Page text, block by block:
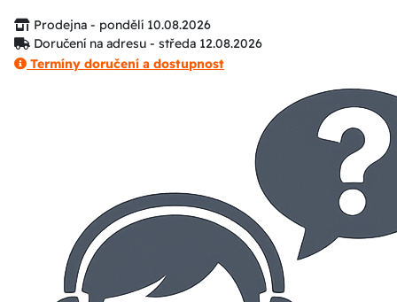
Prodejna - pondělí 10.08.2026
Doručení na adresu - středa 12.08.2026
Termíny doručení a dostupnost